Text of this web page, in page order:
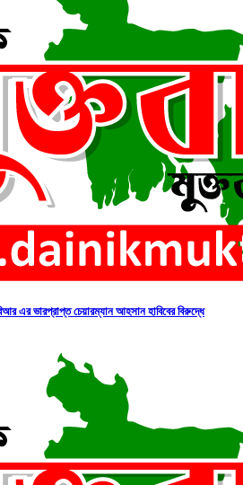
এর ভারপ্রাপ্ত চেয়ারম্যান আহসান হাবিবের বিরুদ্ধে